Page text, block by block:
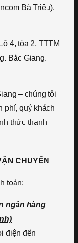
Bà Triệu).
4, tòa 2, TTTM
Bắc Giang.
– chúng tôi
phí, quý khách
thức thanh
CHUYỂN
toán:
ngân hàng
điện đến